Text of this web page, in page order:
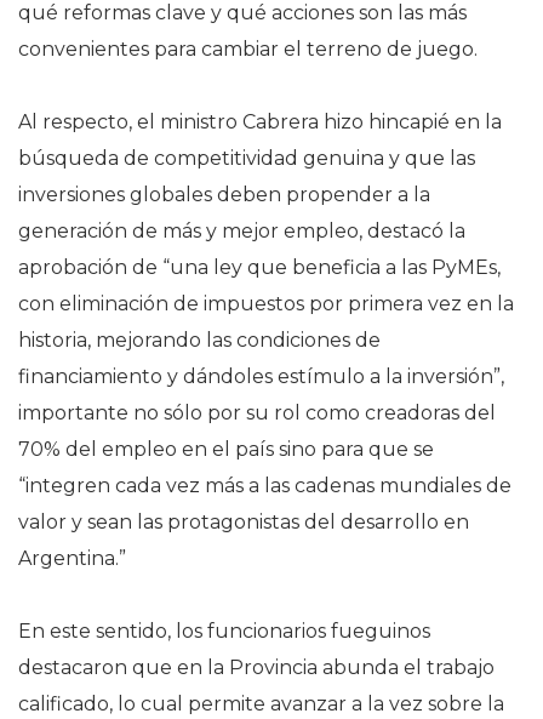
qué reformas clave y qué acciones son las más
convenientes para cambiar el terreno de juego.
Al respecto, el ministro Cabrera hizo hincapié en la
búsqueda de competitividad genuina y que las
inversiones globales deben propender a la
generación de más y mejor empleo, destacó la
aprobación de “una ley que beneficia a las PyMEs,
con eliminación de impuestos por primera vez en la
historia, mejorando las condiciones de
financiamiento y dándoles estímulo a la inversión”,
importante no sólo por su rol como creadoras del
70% del empleo en el país sino para que se
“integren cada vez más a las cadenas mundiales de
valor y sean las protagonistas del desarrollo en
Argentina.”
En este sentido, los funcionarios fueguinos
destacaron que en la Provincia abunda el trabajo
calificado, lo cual permite avanzar a la vez sobre la